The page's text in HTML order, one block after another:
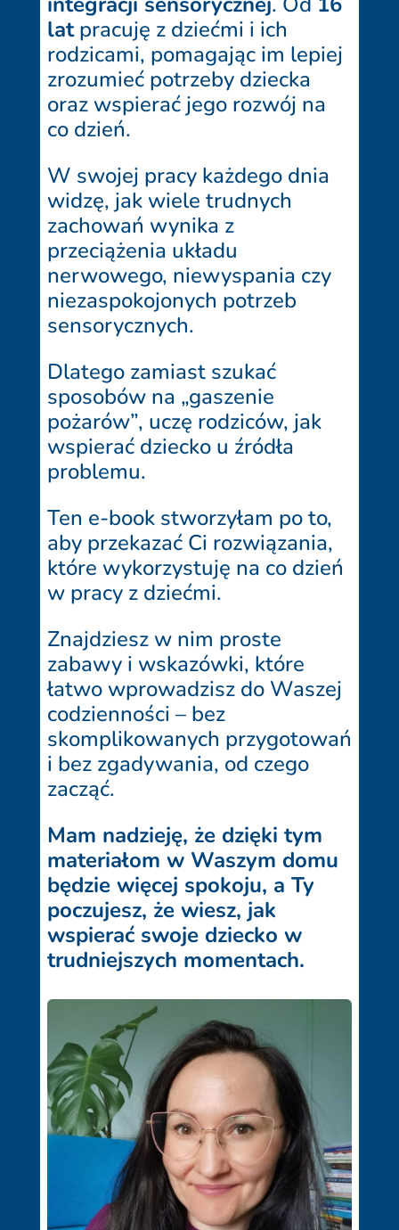
latpracuję z dziećmi i ich
rodzicami, pomagając im lepiej
zrozumieć potrzeby dziecka
oraz wspierać jego rozwój na
co dzień.
W swojej pracy każdego dnia
widzę, jak wiele trudnych
zachowań wynika z
przeciążenia układu
nerwowego, niewyspania czy
niezaspokojonych potrzeb
sensorycznych.
Dlatego zamiast szukać
sposobów na „gaszenie
pożarów”, uczę rodziców, jak
wspierać dziecko u źródła
problemu.
Ten e-book stworzyłam po to,
aby przekazać Ci rozwiązania,
które wykorzystuję na co dzień
w pracy z dziećmi.
Znajdziesz w nim proste
zabawy i wskazówki, które
łatwo wprowadzisz do Waszej
codzienności – bez
skomplikowanych przygotowań
i bez zgadywania, od czego
zacząć.
Mam nadzieję, że dzięki tym
materiałom w Waszym domu
będzie więcej spokoju, a Ty
poczujesz, że wiesz, jak
wspierać swoje dziecko w
trudniejszych momentach.